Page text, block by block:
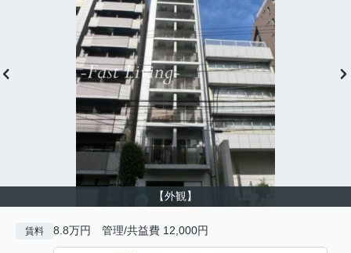
【外観】
賃料 8.8万円 管理/共益費 12,000円